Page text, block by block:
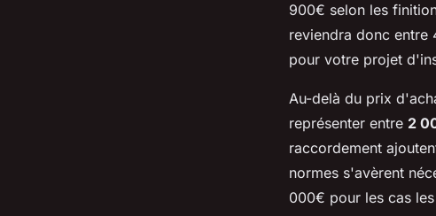
900€ selon les
reviendra donc entre
pour votre projet
Au-delà du prix
représenter entre 2
raccordement
normes s'avèrent
000€ pour les cas